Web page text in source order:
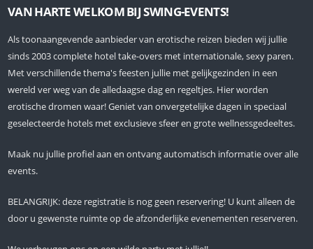
VAN HARTE WELKOM BIJ SWING-EVENTS!
Als toonaangevende aanbieder van erotische reizen bieden wij jullie
sinds 2003 complete hotel take-overs met internationale, sexy paren.
Met verschillende thema's feesten jullie met gelijkgezinden in een
wereld ver weg van de alledaagse dag en regeltjes. Hier worden
erotische dromen waar! Geniet van onvergetelijke dagen in speciaal
geselecteerde hotels met exclusieve sfeer en grote wellnessgedeeltes.
Maak nu jullie profiel aan en ontvang automatisch informatie over alle
events.
BELANGRIJK: deze registratie is nog geen reservering! U kunt alleen de
door u gewenste ruimte op de afzonderlijke evenementen reserveren.